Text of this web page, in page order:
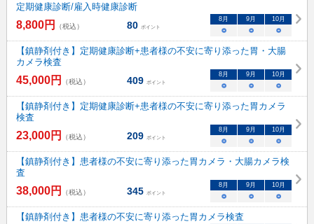
定期健康診断/雇入時健康診断
8,800円 （税込） 80 ポイント
8 月 9 月 10月
○ ○ ○
【鎮静剤付き】定期健康診断+患者様の不安に寄り添った胃・大腸
カメラ検査
45,000円 （税込） 409 ポイント
8 月 9 月 10月
○ ○ ○
【鎮静剤付き】定期健康診断+患者様の不安に寄り添った胃カメラ
検査
23,000円 （税込） 209 ポイント
8 月 9 月 10月
○ ○ ○
【鎮静剤付き】患者様の不安に寄り添った胃カメラ・大腸カメラ検
査
38,000円 （税込） 345 ポイント
8 月 9 月 10月
○ ○ ○
【鎮静剤付き】患者様の不安に寄り添った胃カメラ検査